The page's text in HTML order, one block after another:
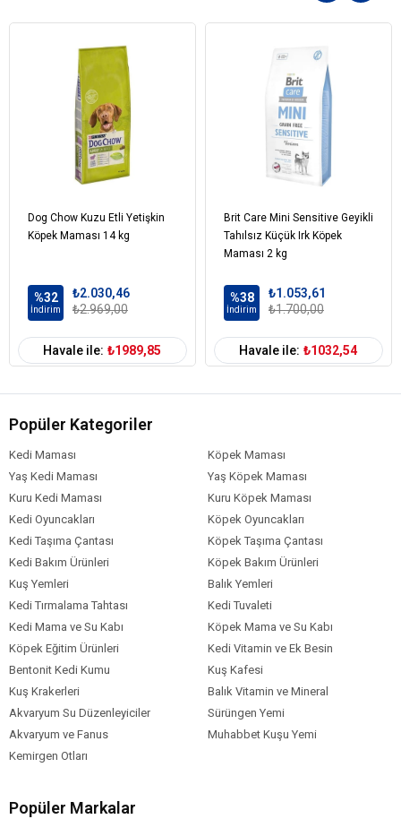
Sağlıklı Cilt ve Tüy Yapısı
Omega-3 ve Omega-6 yağ asitleri, köpeğinizin tüylerinin sağlıklı ve
parlak kalmasını sağlar. Ayrıca, bu yağ asitleri cilt sağlığını iyileştirir
ve kaşıntıyı engeller.
Sağlıklı Metabolizma ve Kilo Kontrolü
Düşük yağ içeriği ve dengeli kalori miktarı ile köpeğinizin sağlıklı bir
içeriğiyle, metabolizmanın düzgün çalışmasına yardımcı olur.
severek tüketeceği lezzetli bir öğün sunar. Seçici köpekler için bile
cazip bir seçenek oluşturur.
Brit Care Hypo-Allergenic Kuzulu ve Pirinçli Küçük Irk
Yetişkin Köpek Maması İçindekiler
Bileşim
Kuzu eti
Pirinç
Tavuk yağı
Havuç
Doğal lif kaynakları
Vitamin ve mineral karışımları
İlaveler (Her Kilogram İçin)
Vitamin A: 25,000 IU
Vitamin D3: 1,500 IU
Vitamin E: 600 mg
Taurin: 1,200 mg
Çinko: 150 mg
Demir: 70 mg
Manganez: 40 mg
Selenyum: 0,3 mg
Dog Chow Kuzu Etli Yetişkin
Köpek Maması 14 kg
%32
İndirim
₺2.030,46
₺2.969,00
Havale ile: ₺1989,85
Brit Care Mini Sensitive Geyikli
Tahılsız Küçük Irk Köpek
Maması 2 kg
%38
İndirim
₺1.053,61
₺1.700,00
Havale ile: ₺1032,54
Popüler Kategoriler
Kedi Maması
Köpek Maması
Yaş Kedi Maması
Yaş Köpek Maması
Kuru Kedi Maması
Kuru Köpek Maması
Kedi Oyuncakları
Köpek Oyuncakları
Kedi Taşıma Çantası
Köpek Taşıma Çantası
Kedi Bakım Ürünleri
Köpek Bakım Ürünleri
Kuş Yemleri
Balık Yemleri
Kedi Tırmalama Tahtası
Kedi Tuvaleti
Kedi Mama ve Su Kabı
Köpek Mama ve Su Kabı
Köpek Eğitim Ürünleri
Kedi Vitamin ve Ek Besin
Bentonit Kedi Kumu
Kuş Kafesi
Kuş Krakerleri
Balık Vitamin ve Mineral
Akvaryum Su Düzenleyiciler
Sürüngen Yemi
Akvaryum ve Fanus
Muhabbet Kuşu Yemi
Kemirgen Otları
Popüler Markalar